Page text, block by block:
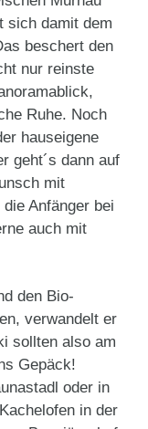
sich damit dem
beschert den
nur reinste
Ruhe. Noch
hauseigene
geht´s dann auf
mit
Anfänger bei
auch mit
den Bio-
verwandelt er
sollten also am
Gepäck!
oder in
in der